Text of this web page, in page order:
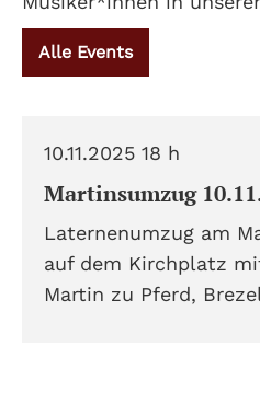
Alle Events
10.11.2025 18 h
Martinsumzug
Laternenumzug am
auf dem Kirchplatz
Martin zu Pferd,